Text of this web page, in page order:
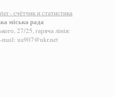
міська рада
27/25, гаряча лінія:
ua907@ukr.net